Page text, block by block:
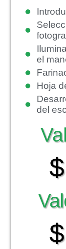
el
Hoja
del